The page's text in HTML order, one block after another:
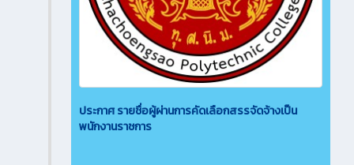
ประกาศ รายชื่อผู้ผ่านการคัดเลือกสรรจัดจ้างเป็น
พนักงานราชการ